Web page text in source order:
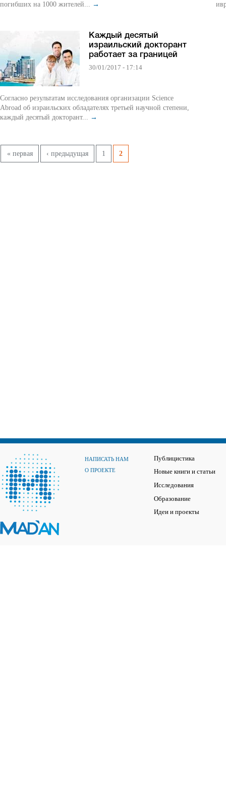
погибших на 1000 жителей... →
Каждый десятый
израильский докторант
работает за границей
30/01/2017 - 17:14
Согласно результатам исследования организации Science
Abroad об израильских обладателях третьей научной степени,
каждый десятый докторант... →
Страницы
« первая ‹ предыдущая 1 2
НАПИСАТЬ НАМ
О ПРОЕКТЕ
Публицистика
Новые книги и статьи
Исследования
Образование
Идеи и проекты